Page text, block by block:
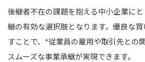
後継者不在の課題を抱える中小企業に
継の有効な選択肢となります。優良な
すことで、*従業員の雇用や取引先との
スムーズな事業承継が実現できます。